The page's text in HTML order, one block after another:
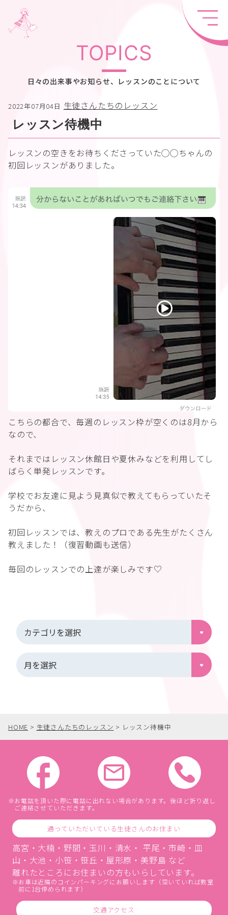
TOPICS
日々の出来事やお知らせ、レッスンのことについて
2022年07月04日 生徒さんたちのレッスン
レッスン待機中
レッスンの空きをお待ちくださっていた◯◯ちゃんの
初回レッスンがありました。
こちらの都合で、毎週のレッスン枠が空くのは8月から
なので、
それまではレッスン休館日や夏休みなどを利用してし
ばらく単発レッスンです。
学校でお友達に見よう見真似で教えてもらっていたそ
うだから、
初回レッスンでは、教えのプロである先生がたくさん
教えました！（復習動画も送信）
毎回のレッスンでの上達が楽しみです♡
HOME > 生徒さんたちのレッスン > レッスン待機中
お電話を頂いた際に電話に出れない場合があります。後ほど折り返し
ご連絡させていただきます。
通っていただいている生徒さんのお住まい
高宮・大楠・野間・玉川・清水・ 平尾・市崎・皿
山・大池・小笹・笹丘・屋形原・美野島 など
離れたところにお住まいの方もいらしています。
お車は近隣のコインパーキングにお願いします（空いていれば教室
前に1台停められます）
交通アクセス